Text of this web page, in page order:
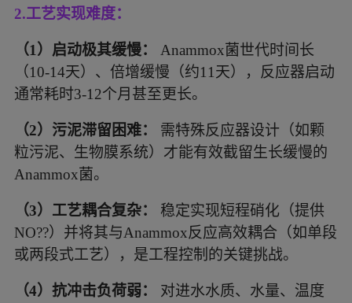
2.工艺实现难度：
（1 ） 启动极其缓慢：
Anammox菌世代时间长
（10-14天）、倍增缓慢（约11天），反应器启动
通常耗时3-12个月甚至更长。
（2） 污泥滞留困难：
需特殊反应器设计（如颗
粒污泥、生物膜系统）才能有效截留生长缓慢的
Anammox菌。
（3） 工艺耦合复杂：
稳定实现短程硝化（提供
NO??）并将其与Anammox反应高效耦合（如单段
或两段式工艺），是工程控制的关键挑战。
（4） 抗冲击负荷弱：
对进水水质、水量、温度